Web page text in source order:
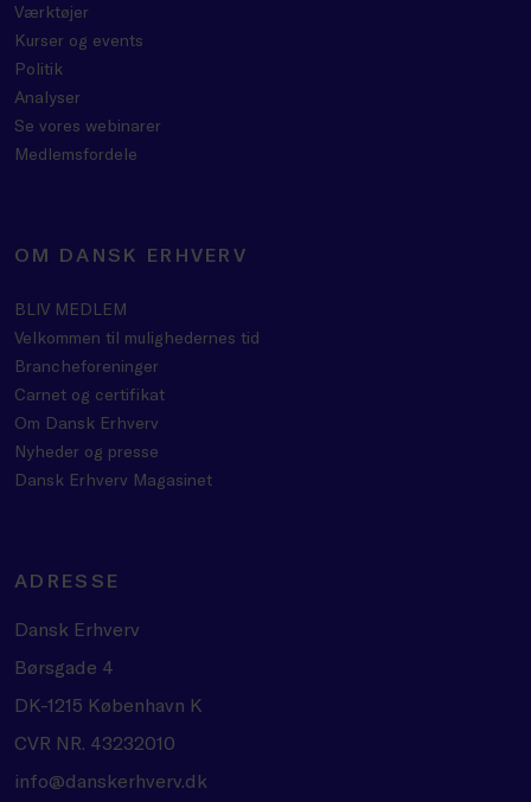
Værktøjer
Kurser og events
Politik
Analyser
Se vores webinarer
Medlemsfordele
OM DANSK ERHVERV
BLIV MEDLEM
Velkommen til mulighedernes tid
Brancheforeninger
Carnet og certifikat
Om Dansk Erhverv
Nyheder og presse
Dansk Erhverv Magasinet
ADRESSE
Dansk Erhverv
Børsgade 4
DK-1215 København K
CVR NR. 43232010
info@danskerhverv.dk